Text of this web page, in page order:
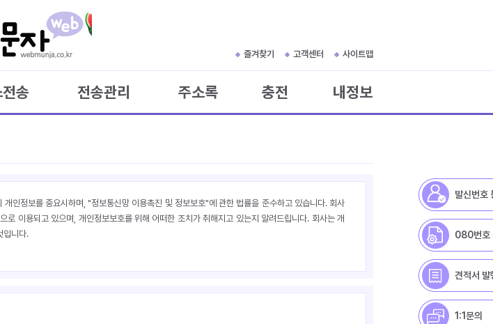
즐겨찾기 고객센터 사이트맵
송 전송관리 주소록 충전 내정보
인정보를 중요시하며, "정보통신망 이용촉진 및 정보보호"에 관한 법률을 준수하고 있습니다. 회사
이용되고 있으며, 개인정보보호를 위해 어떠한 조치가 취해지고 있는지 알려드립니다. 회사는 개
입니다.
발신번호
080번호
견적서 발
1:1문의